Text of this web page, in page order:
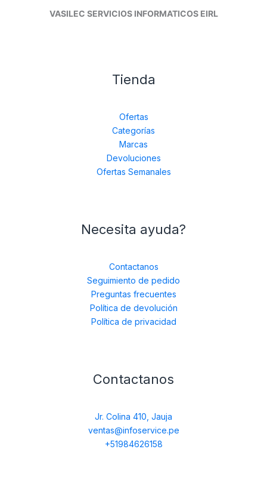
VASILEC SERVICIOS INFORMATICOS EIRL
Tienda
Ofertas
Categorías
Marcas
Devoluciones
Ofertas Semanales
Necesita ayuda?
Contactanos
Seguimiento de pedido
Preguntas frecuentes
Política de devolución
Política de privacidad
Contactanos
Jr. Colina 410, Jauja
ventas@infoservice.pe
+51984626158